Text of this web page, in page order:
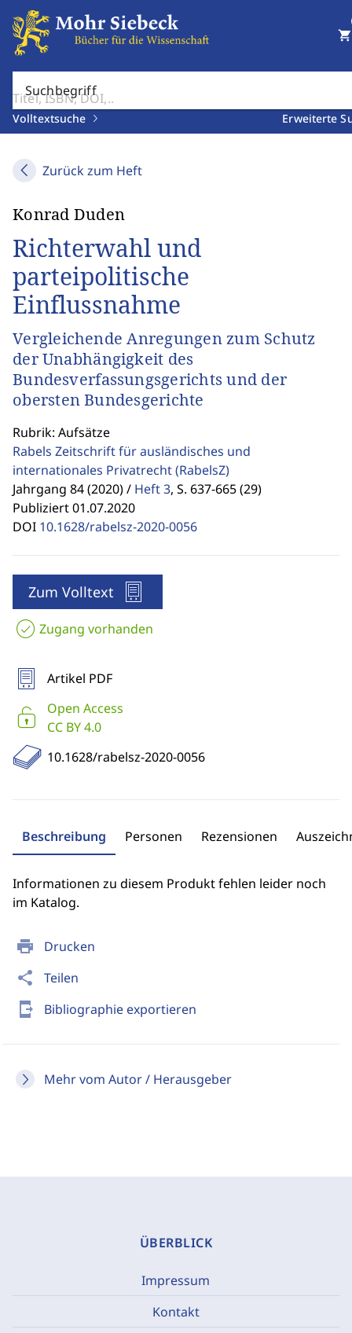
Suchbegriff
Volltextsuche Erweiterte
shopping_cart
Zurück zum Heft
print Drucken
share Teilen
send_to_mobile Bibliographie exportieren
Mehr vom Autor / Herausgeber
Konrad Duden
Richterwahl und
parteipolitische
Einflussnahme
Vergleichende Anregungen zum Schutz
der Unabhängigkeit des
Bundesverfassungsgerichts und der
obersten Bundesgerichte
Rubrik: Aufsätze
Rabels Zeitschrift für ausländisches und
internationales Privatrecht(RabelsZ)
Jahrgang 84 (2020) / Heft 3, S. 637-665 (29)
Publiziert 01.07.2020
DOI 10.1628/rabelsz-2020-0056
Zum Volltext
Zugang vorhanden
Artikel PDF
Open Access
CC BY 4.0
10.1628/rabelsz-2020-0056
Beschreibung Personen Rezensionen
Informationen zu diesem Produkt fehlen leider noch
im Katalog.
ÜBERBLICK
Impressum
Kontakt